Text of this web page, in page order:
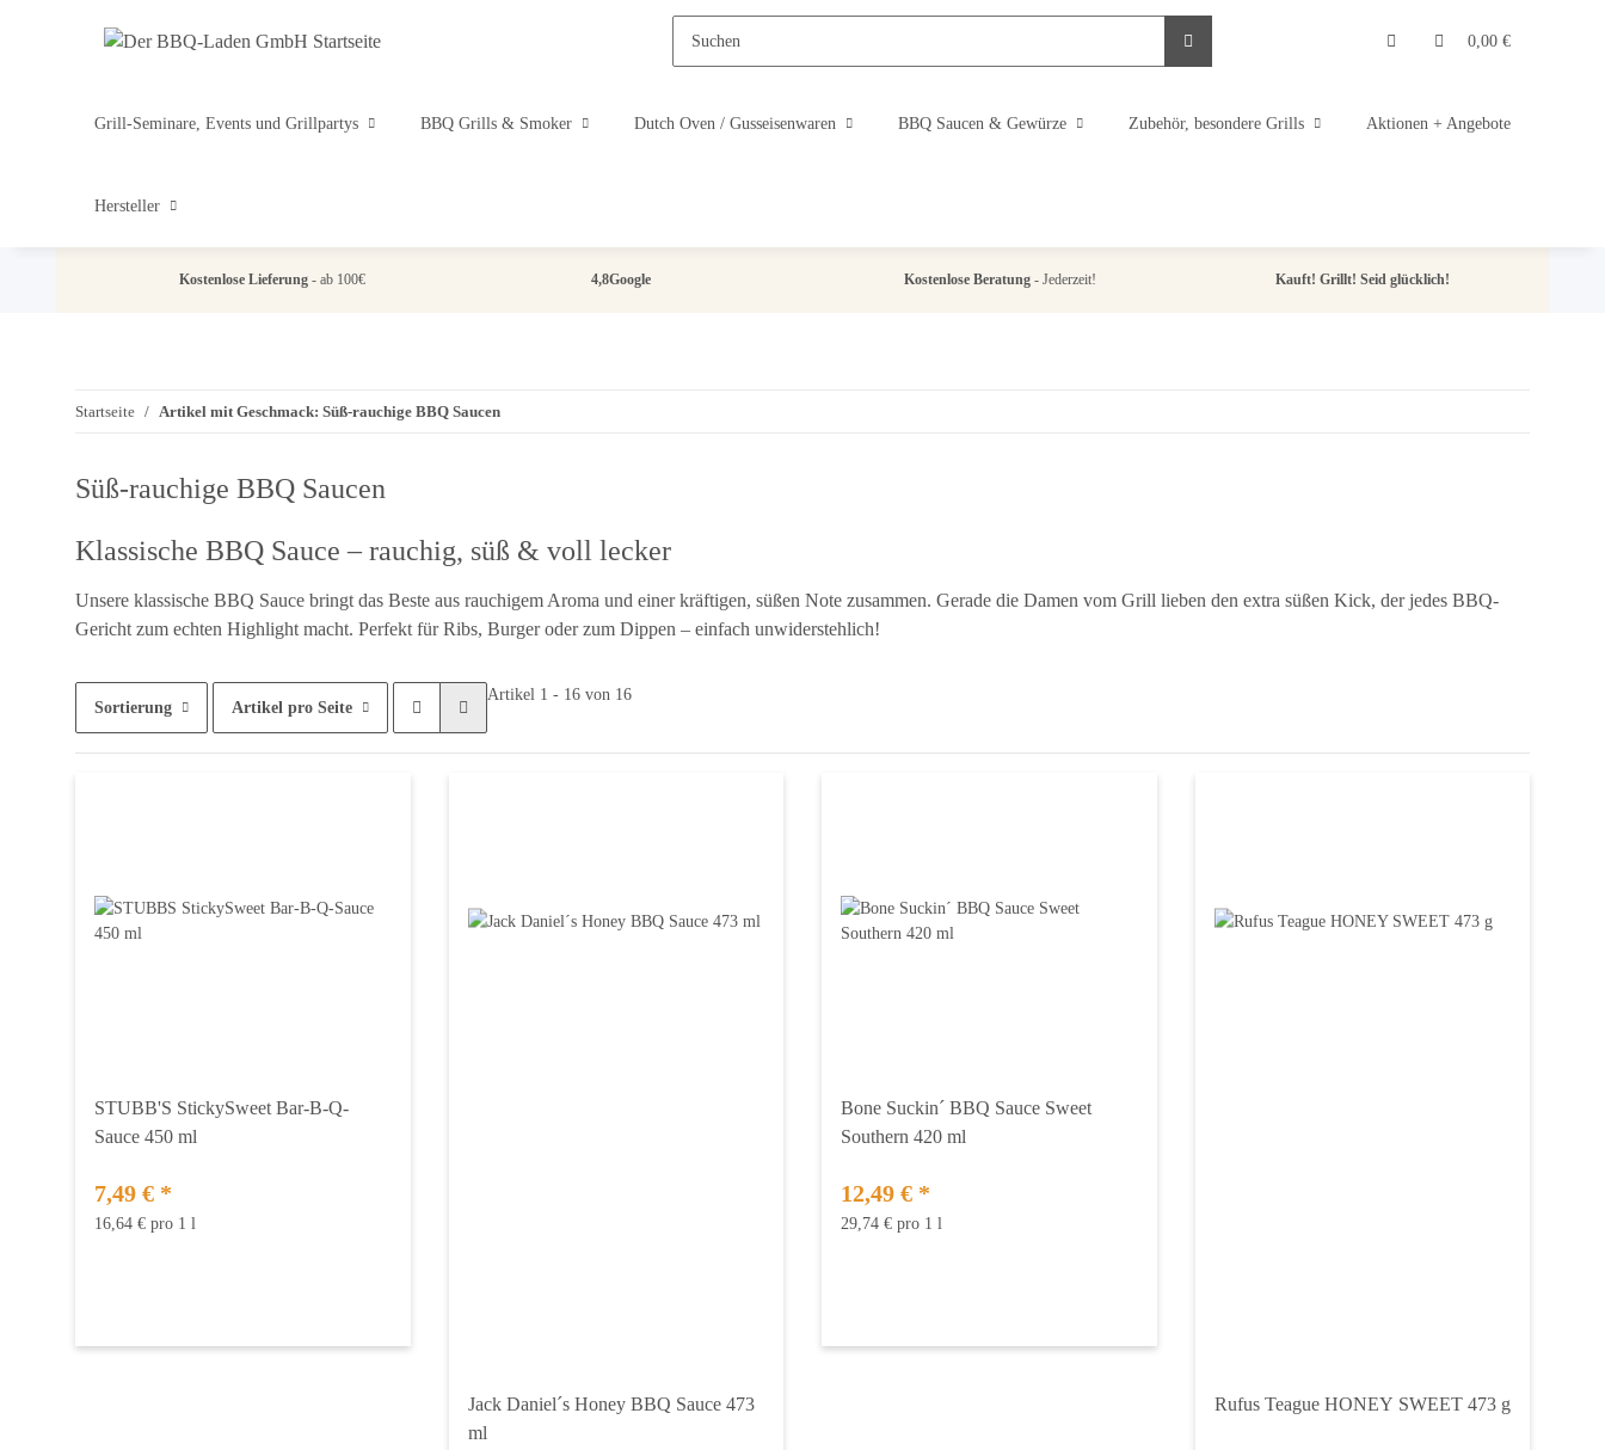
0,00 €
Grill-Seminare, Events und Grillpartys BBQ Grills & Smoker Dutch Oven / Gusseisenwaren BBQ Saucen & Gewürze Zubehör, besondere Grills Aktionen + Angebote
Hersteller
Kostenlose Lieferung - ab 100€ 4,8Google Kostenlose Beratung- Jederzeit! Kauft! Grillt! Seid glücklich!
Startseite Artikel mit Geschmack: Süß-rauchige BBQ Saucen
Süß-rauchige BBQ Saucen
Klassische BBQ Sauce – rauchig, süß & voll lecker
Unsere klassische BBQ Sauce bringt das Beste aus rauchigem Aroma und einer kräftigen, süßen Note zusammen. Gerade die Damen vom Grill lieben den extra süßen Kick, der jedes BBQ-
Gericht zum echten Highlight macht. Perfekt für Ribs, Burger oder zum Dippen – einfach unwiderstehlich!
Sortierung Artikel pro Seite
Artikel 1 - 16 von 16
STUBB'S StickySweet Bar-B-Q-
Sauce 450 ml
7,49 € *
16,64 € pro 1 l
Jack Daniel´s Honey BBQ Sauce 473
ml
Bone Suckin´ BBQ Sauce Sweet
Southern 420 ml
12,49 € *
29,74 € pro 1 l
Rufus Teague HONEY SWEET 473 g